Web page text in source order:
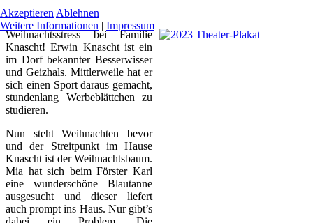
Weihnachtsstress bei Familie
Knascht! Erwin Knascht ist ein
im Dorf bekannter Besserwisser
und Geizhals. Mittlerweile hat er
sich einen Sport daraus gemacht,
stundenlang Werbeblättchen zu
studieren.
Nun steht Weihnachten bevor
und der Streitpunkt im Hause
Knascht ist der Weihnachtsbaum.
Mia hat sich beim Förster Karl
eine wunderschöne Blautanne
ausgesucht und dieser liefert
auch prompt ins Haus. Nur gibt’s
Akzeptieren Ablehnen
Weitere Informationen | Impressum